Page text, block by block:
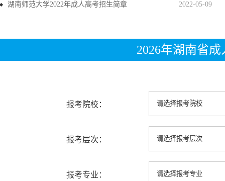
2022-05-09
湖南师范大学2022年成人高考招生简章
2026年湖南省
报考院校：
报考层次：
报考专业：